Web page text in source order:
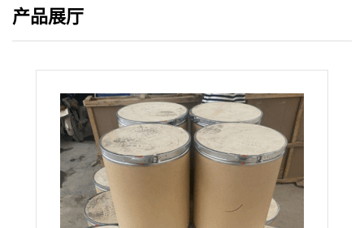
产品展厅